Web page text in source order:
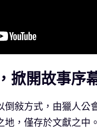
掀開故事序
倒敍方式，由獵人
地，僅存於文獻之